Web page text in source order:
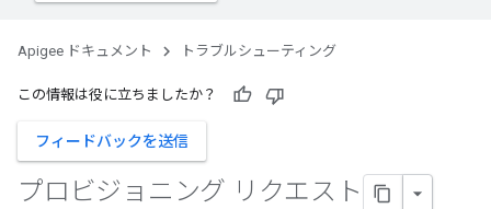
Apigee ドキュメント トラブルシューティング
この情報は役に立ちましたか？
フィードバックを送信
プロビジョニング リクエスト